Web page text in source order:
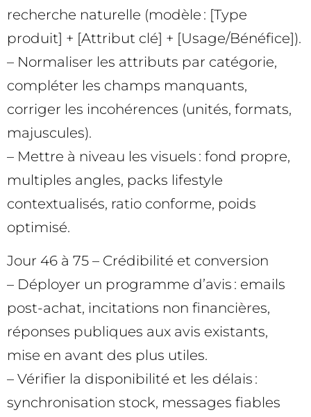
recherche naturelle (modèle : [Type
produit] + [Attribut clé] + [Usage/Bénéfice]).
– Normaliser les attributs par catégorie,
compléter les champs manquants,
corriger les incohérences (unités, formats,
majuscules).
– Mettre à niveau les visuels : fond propre,
multiples angles, packs lifestyle
contextualisés, ratio conforme, poids
optimisé.
Jour 46 à 75 – Crédibilité et conversion
– Déployer un programme d’avis : emails
post-achat, incitations non financières,
réponses publiques aux avis existants,
mise en avant des plus utiles.
– Vérifier la disponibilité et les délais :
synchronisation stock, messages fiables